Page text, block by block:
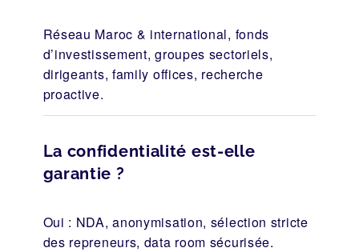
Réseau Maroc & international, fonds
d’investissement, groupes sectoriels,
dirigeants, family offices, recherche
proactive.
La confidentialité est-elle
garantie ?
Oui : NDA, anonymisation, sélection stricte
des repreneurs, data room sécurisée.